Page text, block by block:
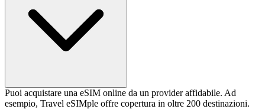
Puoi acquistare una eSIM online da un provider affidabile. Ad
esempio, Travel eSIMple offre copertura in oltre 200 destinazioni.